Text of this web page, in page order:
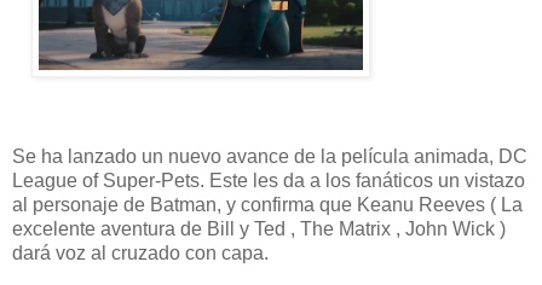
Se ha lanzado un nuevo avance de la película animada, DC
League of Super-Pets. Este les da a los fanáticos un vistazo
al personaje de Batman, y confirma que Keanu Reeves ( La
excelente aventura de Bill y Ted , The Matrix , John Wick )
dará voz al cruzado con capa.